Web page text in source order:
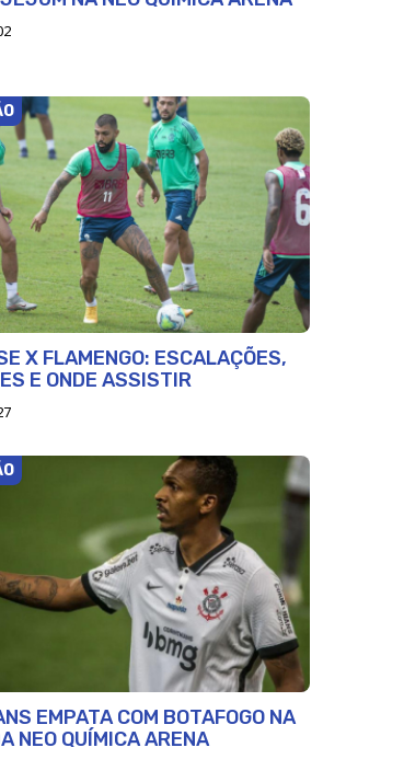
X FLAMENGO: ESCALAÇÕES,
E ONDE ASSISTIR
EMPATA COM BOTAFOGO NA
NEO QUÍMICA ARENA